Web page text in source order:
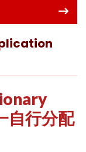
自行分配